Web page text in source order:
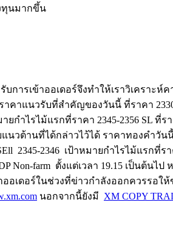
ทุนมากขึ้น
ารเข้าออเดอร์จึงทำให้เราวิเคราะห์
าคาแนวรับที่สำคัญของวันนี้ ที่ราคา
ำไรไม้แรกที่ราคา 2345-2356 SL ที่ร
วต้านที่ได้กล่าวไว้ได้ ราคาทองคำวัน
2346 เป้าหมายกำไรไม้แรกที่รา
farm ตั้งแต่เวลา 19.15 เป็นต้นไป
เดอร์ในช่วงที่ข่าวกำลังออกควรรอใ
นอกจากนี้ยังมี XM COPY